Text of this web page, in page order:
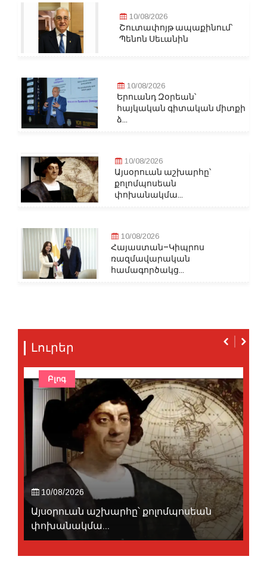
10/08/2026
Շուտափոյթ ապաքինում՝
Պենոն Սեւանին
10/08/2026
Երուանդ Զօրեան՝
հայկական գիտական միտքի
ձ...
10/08/2026
Այսօրուան աշխարհը՝
քոլոմպոսեան
փոխանակմա...
10/08/2026
Հայաստան–Կիպրոս
ռազմավարական
համագործակց...
Լուրեր
10/08/2026
Այսօրուան աշխարհը՝ քոլոմպոսեան
փոխանակմա...
Բլոգ